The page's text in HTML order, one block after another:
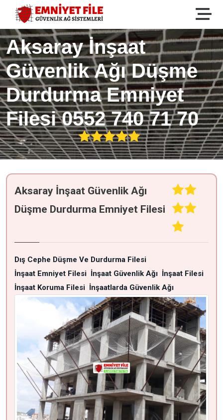
Aksaray İnşaat
Güvenlik Ağı Düşme
Durdurma Emniyet
Filesi 0552 740 71 70
Aksaray İnşaat Güvenlik Ağı
Düşme Durdurma Emniyet Filesi
Dış Cephe Düşme Ve Durdurma Filesi
İnşaat Emniyet Filesi İnşaat Güvenlik Ağı İnşaat Filesi
İnşaat Koruma Filesi İnşaatlarda Güvenlik Ağı